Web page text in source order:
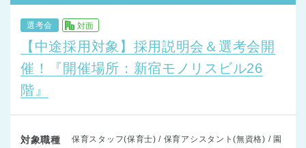
選考会 対面
【中途採用対象】採用説明会＆選考会開
催！『開催場所：新宿モノリスビル26
階』
対象職種
保育スタッフ(保育士) / 保育アシスタント(無資格) / 園